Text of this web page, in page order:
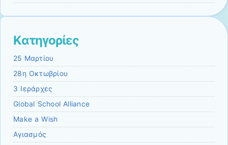
Kατηγορίες
25 Μαρτίου
28η Οκτωβρίου
3 Ιεράρχες
Global School Alliance
Make a Wish
Αγιασμός